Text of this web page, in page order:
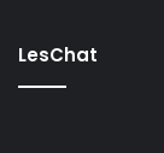
LesChat